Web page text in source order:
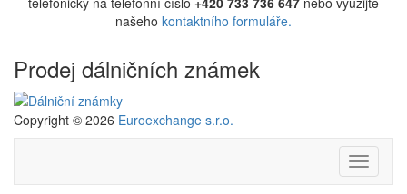
našeho kontaktního formuláře.
Prodej dálničních známek
Copyright © 2026 Euroexchange s.r.o.